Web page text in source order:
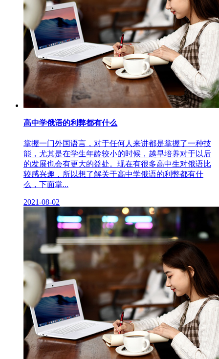
高中学俄语的利弊都有什么
掌握一门外国语言，对于任何人来讲都是掌握了一种技
能，尤其是在学生年龄较小的时候，越早培养对于以后
的发展也会有更大的益处。现在有很多高中生对俄语比
较感兴趣，所以想了解关于高中学俄语的利弊都有什
么，下面掌...
2021-08-02